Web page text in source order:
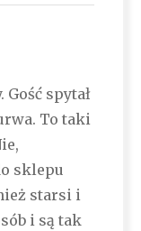
spytał
To taki
sklepu
starsi i
i są tak